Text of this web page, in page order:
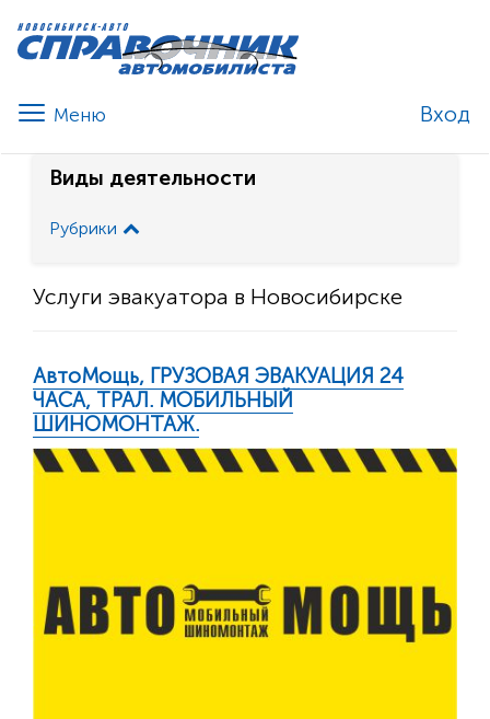
Вход
Виды деятельности
Рубрики
Услуги эвакуатора в Новосибирске
АвтоМощь, ГРУЗОВАЯ ЭВАКУАЦИЯ 24
ЧАСА, ТРАЛ. МОБИЛЬНЫЙ
ШИНОМОНТАЖ.